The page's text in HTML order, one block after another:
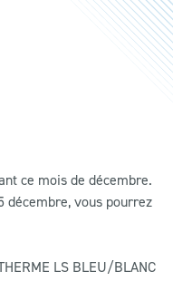
ce mois de décembre.
décembre, vous pourrez
LS BLEU/BLANC